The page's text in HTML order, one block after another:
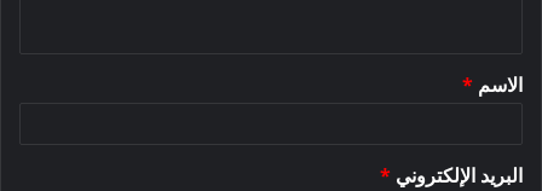
*
الاسم *
البريد الإلكتروني *